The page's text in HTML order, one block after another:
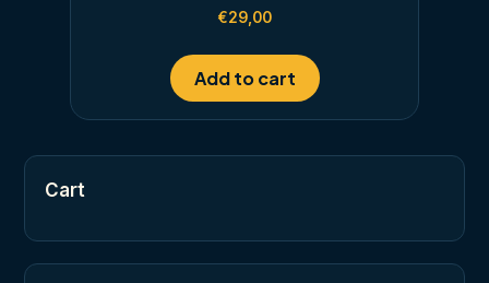
Rated
5.00
€29,00
Add to cart
Cart